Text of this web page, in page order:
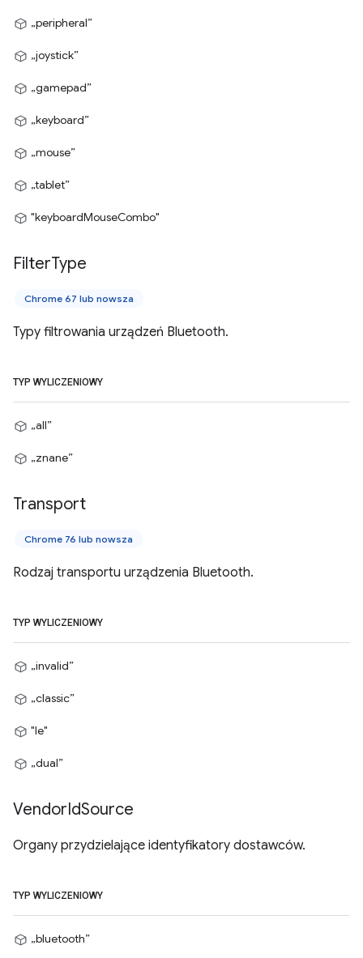
„peripheral”
„joystick”
„gamepad”
„keyboard”
„mouse”
„tablet”
"keyboardMouseCombo"
FilterType
Chrome 67 lub nowsza
Typy filtrowania urządzeń Bluetooth.
TYP WYLICZENIOWY
„all”
„znane”
Transport
Chrome 76 lub nowsza
Rodzaj transportu urządzenia Bluetooth.
TYP WYLICZENIOWY
„invalid”
„classic”
"le"
„dual”
VendorIdSource
Organy przydzielające identyfikatory dostawców.
TYP WYLICZENIOWY
„bluetooth”